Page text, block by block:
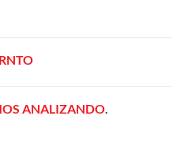
ANALIZANDO.